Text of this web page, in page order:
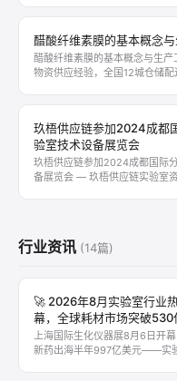
醋酸纤维素膜的基本概念
醋酸纤维素膜的基本概念与生
物资供应经验，全国12城仓储配
玖梧供应链参加2024成都
验室技术设备展览会
玖梧供应链参加2024成都国际
备展览会 — 玖梧供应链实验室
行业资讯 (14篇)
🚀 2026年8月实验室行业
幕，全球耗材市场突破530
上海国际生化仪器展8月6日开
新药出海半年997亿美元——实